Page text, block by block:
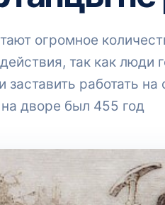
огромное
так как люди
заставить работать
дворе был 455 год